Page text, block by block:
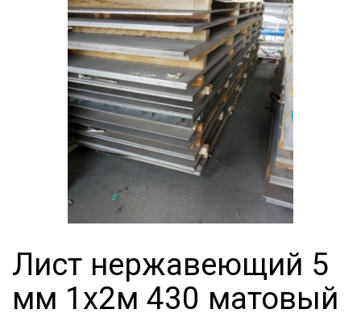
Лист нержавеющий 5
мм 1х2м 430 матовый